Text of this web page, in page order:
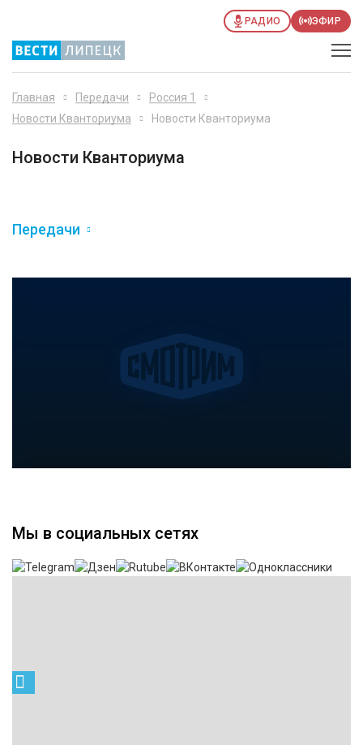
РАДИО ЭФИР
Главная Передачи
Россия 1
Новости Кванториума
Новости Кванториума
Новости Кванториума
Передачи
Мы в социальных сетях